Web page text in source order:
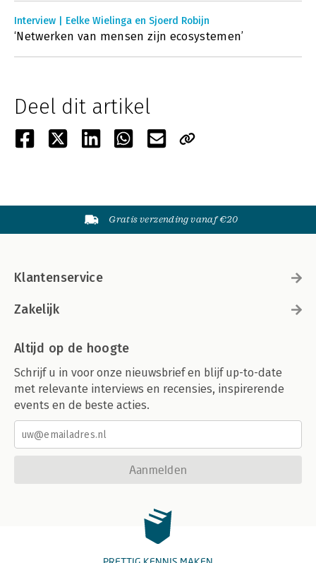
Interview | Eelke Wielinga en Sjoerd Robijn
‘Netwerken van mensen zijn ecosystemen’
Deel dit artikel
Gratis verzending vanaf €20
Klantenservice
Zakelijk
Altijd op de hoogte
Schrijf u in voor onze nieuwsbrief en blijf up-to-date
met relevante interviews en recensies, inspirerende
events en de beste acties.
Aanmelden